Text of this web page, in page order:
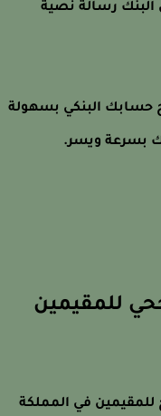
رسالة نصية
البنكي بسهولة
بسرعة ويسر.
للمقيمين
في المملكة